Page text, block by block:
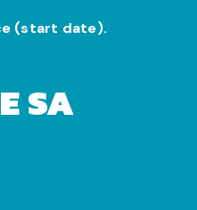
(start date).
SA